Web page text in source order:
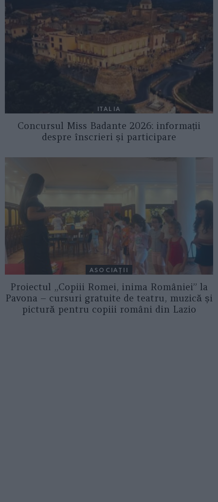
ITALIA
Concursul Miss Badante 2026: informații
despre înscrieri și participare
ASOCIAŢII
Proiectul „Copiii Romei, inima României” la
Pavona – cursuri gratuite de teatru, muzică și
pictură pentru copiii români din Lazio